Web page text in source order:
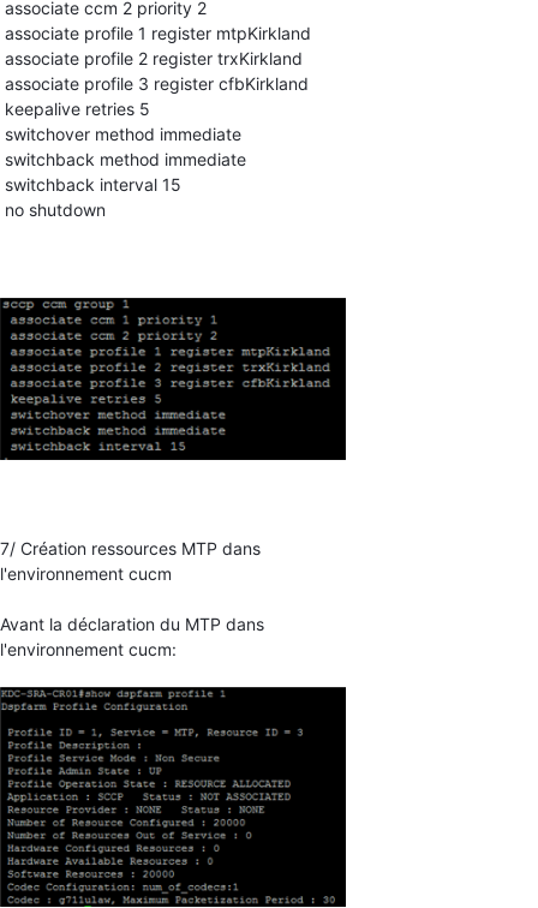
associate ccm 2 priority 2
associate profile 1 register mtpKirkland
associate profile 2 register trxKirkland
associate profile 3 register cfbKirkland
keepalive retries 5
switchover method immediate
switchback method immediate
switchback interval 15
no shutdown
7/ Création ressources MTP dans
l'environnement cucm
Avant la déclaration du MTP dans
l'environnement cucm: